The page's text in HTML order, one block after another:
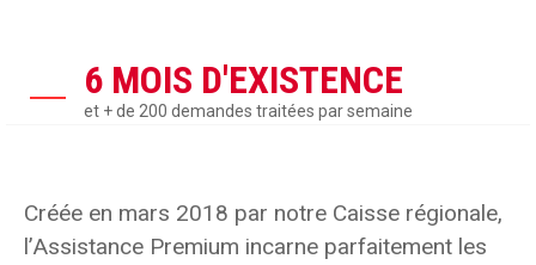
Créée en mars 2018 par notre Caisse régionale,
l’Assistance Premium incarne parfaitement les
6 MOIS D'EXISTENCE
et + de 200 demandes traitées par semaine